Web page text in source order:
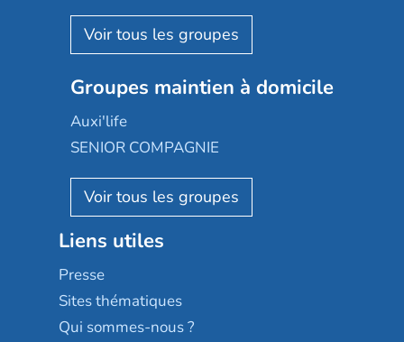
Aquarelia
Nexity edenea
Les jardins d'Arcadie
Occitalia
Appartseniors
Reseda
Stella management
Les villages d'or
Sérénys
Résidences services Villa Médicis
Korian
Emera
Groupe SOS
Le Noble Âge
Almage
Résidalya
Groupe aplus
Groupes maintien à domicile
Auxi'life
SENIOR COMPAGNIE
AGE D'OR Services
Liens utiles
Presse
Sites thématiques
Qui sommes-nous ?